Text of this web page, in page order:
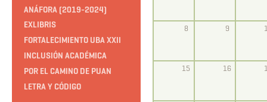
ANÁFORA (2019-2024)
EXLIBRIS
FORTALECIMIENTO UBA XXII
INCLUSIÓN ACADÉMICA
POR EL CAMINO DE PUAN
LETRA Y CÓDIGO
8 9
15 16